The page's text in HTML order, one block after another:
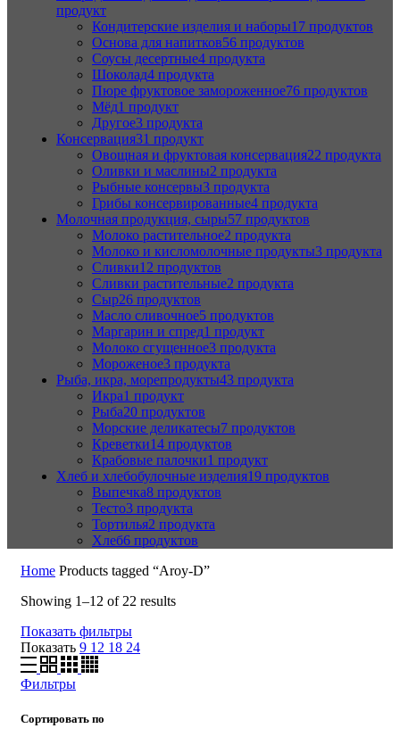
продукт
Кондитерские изделия и наборы17 продуктов
Основа для напитков56 продуктов
Соусы десертные4 продукта
Шоколад4 продукта
Пюре фруктовое замороженное76 продуктов
Мёд1 продукт
Другое3 продукта
Консервация31 продукт
Овощная и фруктовая консервация22 продукта
Оливки и маслины2 продукта
Рыбные консервы3 продукта
Грибы консервированные4 продукта
Молочная продукция, сыры57 продуктов
Молоко растительное2 продукта
Молоко и кисломолочные продукты3 продукта
Сливки12 продуктов
Сливки растительные2 продукта
Сыр26 продуктов
Масло сливочное5 продуктов
Маргарин и спред1 продукт
Молоко сгущенное3 продукта
Мороженое3 продукта
Рыба, икра, морепродукты43 продукта
Икра1 продукт
Рыба20 продуктов
Морские деликатесы7 продуктов
Креветки14 продуктов
Крабовые палочки1 продукт
Хлеб и хлебобулочные изделия19 продуктов
Выпечка8 продуктов
Тесто3 продукта
Тортилья2 продукта
Хлеб6 продуктов
Home Products tagged “Aroy-D”
Showing 1–12 of 22 results
Показать фильтры
Показать 9 12 18 24
Фильтры
Сортировать по